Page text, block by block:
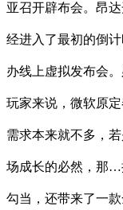
亚召开辟布会。昂
经进入了最初的倒
办线上虚拟发布会
玩家来说，微软原
需求本来就不多，
场成长的必然，那…
勾当，还带来了一